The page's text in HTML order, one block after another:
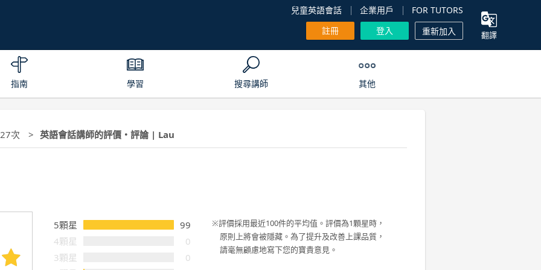
兒童英語會話 企業用戶
FOR TUTORS
註冊
登入 重新加入 翻譯
指南 學習 搜尋講師 其他
次 英語會話講師的評價・評論 | Lau
5顆星
99
4顆星
0
3顆星
0
評價採用最近100件的平均值。評價為1顆星時，
原則上將會被隱藏。為了提升及改善上課品質，
請毫無顧慮地寫下您的寶貴意見。